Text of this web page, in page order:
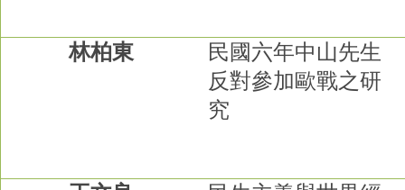
林柏東
民國六年中山先生
反對參加歐戰之研
究